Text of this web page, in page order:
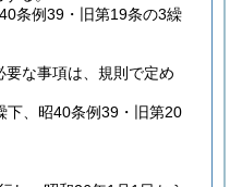
条例39・旧第19条の3繰
要な事項は、規則で定め
下、昭40条例39・旧第20